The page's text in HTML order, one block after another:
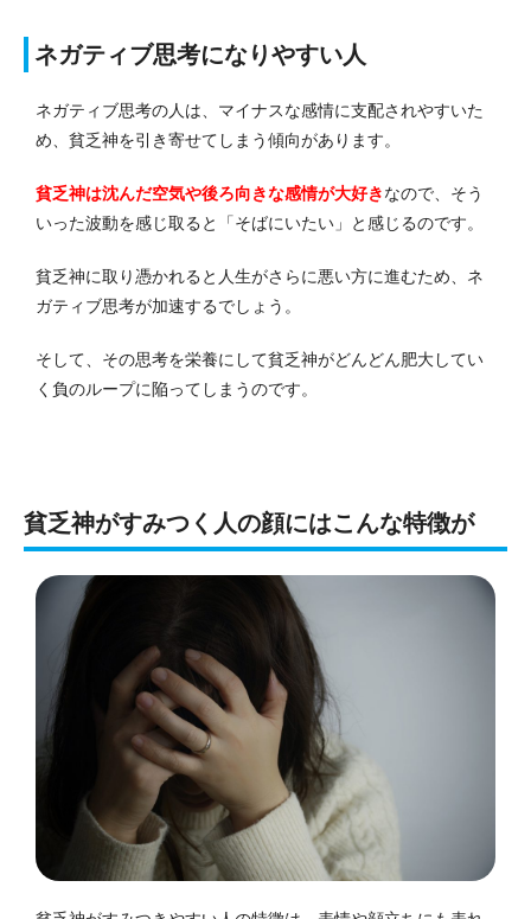
ネガティブ思考になりやすい人
ネガティブ思考の人は、マイナスな感情に支配されやすいた
め、貧乏神を引き寄せてしまう傾向があります。
貧乏神は沈んだ空気や後ろ向きな感情が大好きなので、そう
いった波動を感じ取ると「そばにいたい」と感じるのです。
貧乏神に取り憑かれると人生がさらに悪い方に進むため、ネ
ガティブ思考が加速するでしょう。
そして、その思考を栄養にして貧乏神がどんどん肥大してい
く負のループに陥ってしまうのです。
貧乏神がすみつく人の顔にはこんな特徴が